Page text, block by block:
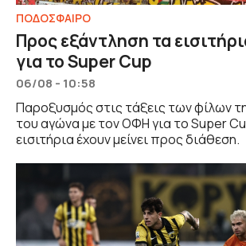
ΠΟΔΟΣΦΑΙΡΟ
Προς εξάντληση τα
για το Super Cup
06/08 - 10:58
Παροξυσμός στις τάξεις των φίλων
του αγώνα με τον ΟΦΗ για το Super
εισιτήρια έχουν μείνει προς διάθεση.